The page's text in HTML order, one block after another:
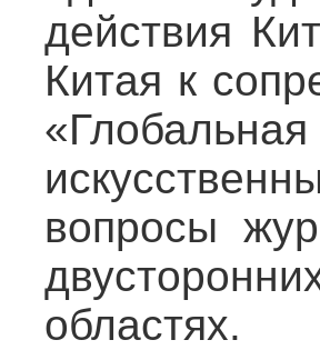
действия
Китая к
вопросы
областях.